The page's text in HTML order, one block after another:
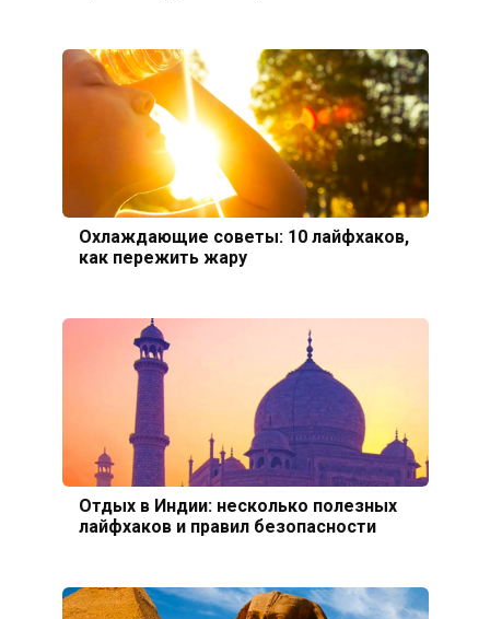
Охлаждающие советы: 10 лайфхаков,
как пережить жару
Отдых в Индии: несколько полезных
лайфхаков и правил безопасности